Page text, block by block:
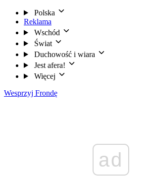
Polska
Reklama
Wschód
Świat
Duchowość i wiara
Jest afera!
Więcej
Wesprzyj Frondę
ad